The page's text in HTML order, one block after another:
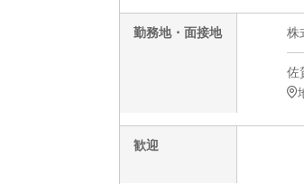
勤務地・面接地 株
佐
歓迎